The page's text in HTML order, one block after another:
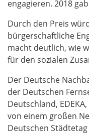
engagieren. 2018
Durch den Preis
bürgerschaftliche
macht deutlich, wie
für den sozialen
Der Deutsche
der Deutschen
Deutschland,
von einem großen
Deutschen Städtetag